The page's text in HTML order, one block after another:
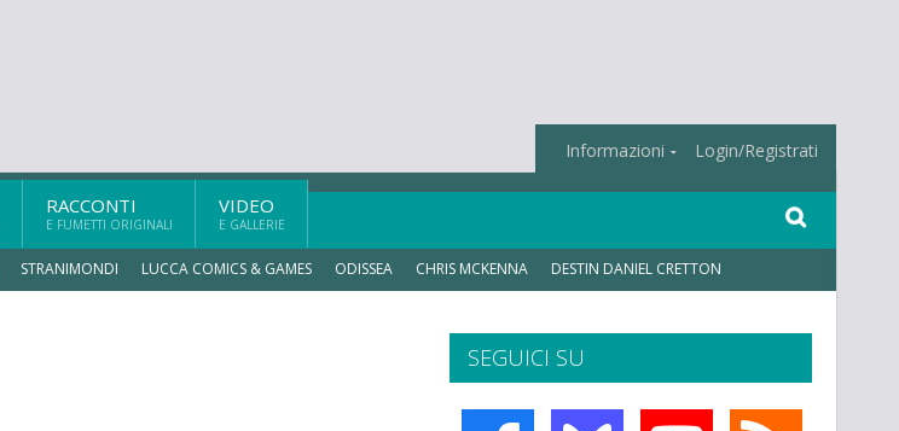
Informazioni Login/Registrati
RACCONTI
E FUMETTI ORIGINALI
VIDEO
E GALLERIE
STRANIMONDI LUCCA COMICS & GAMES ODISSEA CHRIS MCKENNA DESTIN DANIEL CRETTON
SEGUICI SU